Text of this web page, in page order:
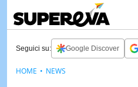
Seguici su: Google Discover
HOME NEWS